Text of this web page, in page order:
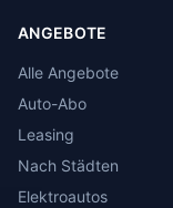
ANGEBOTE
Alle Angebote
Auto-Abo
Leasing
Nach Städten
Elektroautos